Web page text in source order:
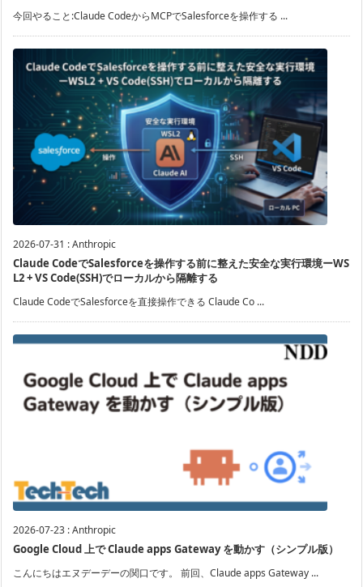
今回やること:Claude CodeからMCPでSalesforceを操作する ...
2026-07-31 :Anthropic
Claude CodeでSalesforceを操作する前に整えた安全な実行環境ーWS
L2 + VS Code(SSH)でローカルから隔離する
Claude CodeでSalesforceを直接操作できる Claude Co ...
2026-07-23 :Anthropic
Google Cloud 上で Claude apps Gateway を動かす（シンプル版）
こんにちはエヌデーデーの関口です。 前回、Claude apps Gateway ...